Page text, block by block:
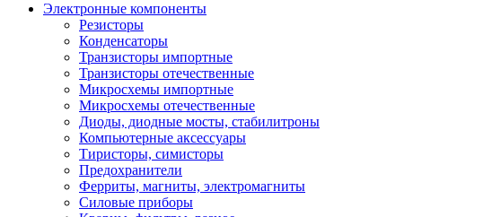
Электронные компоненты
Резисторы
Конденсаторы
Транзисторы импортные
Транзисторы отечественные
Микросхемы импортные
Микросхемы отечественные
Диоды, диодные мосты, стабилитроны
Компьютерные аксессуары
Тиристоры, симисторы
Предохранители
Ферриты, магниты, электромагниты
Силовые приборы